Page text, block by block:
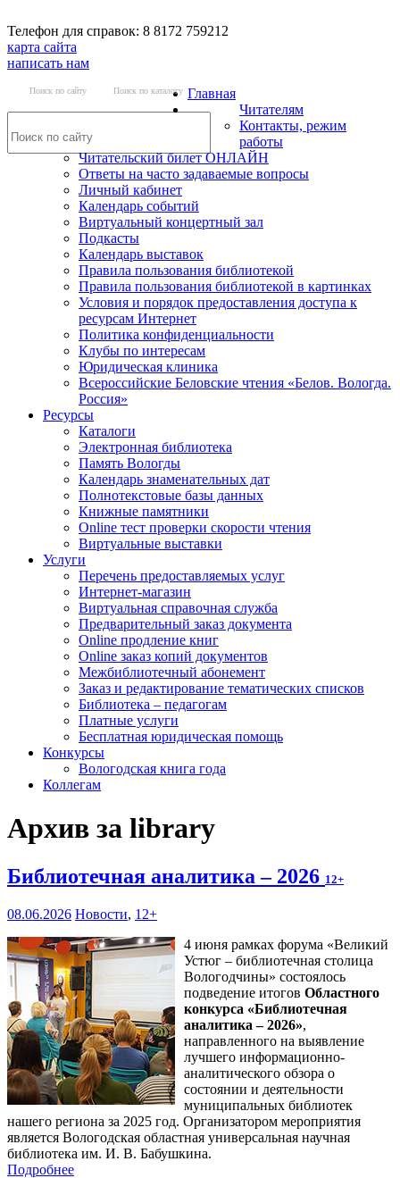
Телефон для справок: 8 8172 759212
карта сайта
написать нам
Поиск по сайту Поиск по каталогу Главная
Читателям
Контакты, режим
работы
Читательский билет ОНЛАЙН
Ответы на часто задаваемые вопросы
Личный кабинет
Календарь событий
Виртуальный концертный зал
Подкасты
Календарь выставок
Правила пользования библиотекой
Правила пользования библиотекой в картинках
Условия и порядок предоставления доступа к
ресурсам Интернет
Политика конфиденциальности
Клубы по интересам
Юридическая клиника
Всероссийские Беловские чтения «Белов. Вологда.
Россия»
Ресурсы
Каталоги
Электронная библиотека
Память Вологды
Календарь знаменательных дат
Полнотекстовые базы данных
Книжные памятники
Online тест проверки скорости чтения
Виртуальные выставки
Услуги
Перечень предоставляемых услуг
Интернет-магазин
Виртуальная справочная служба
Предварительный заказ документа
Online продление книг
Online заказ копий документов
Межбиблиотечный абонемент
Заказ и редактирование тематических списков
Библиотека – педагогам
Платные услуги
Бесплатная юридическая помощь
Конкурсы
Вологодская книга года
Коллегам
Архив за library
Библиотечная аналитика – 2026 12+
08.06.2026 Новости, 12+
4 июня рамках форума «Великий
Устюг – библиотечная столица
Вологодчины» состоялось
подведение итогов Областного
конкурса «Библиотечная
аналитика – 2026»,
направленного на выявление
лучшего информационно-
аналитического обзора о
состоянии и деятельности
муниципальных библиотек
нашего региона за 2025 год. Организатором мероприятия
является Вологодская областная универсальная научная
библиотека им. И. В. Бабушкина.
Подробнее